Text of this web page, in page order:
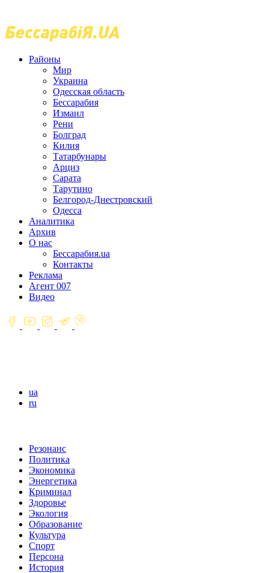
Районы
Мир
Украина
Одесская область
Бессарабия
Измаил
Рени
Болград
Килия
Татарбунары
Арциз
Сарата
Тарутино
Белгород-Днестровский
Одесса
Аналитика
Архив
О нас
Бессарабия.ua
Контакты
Реклама
Агент 007
Видео
ua
ru
Резонанс
Политика
Экономика
Энергетика
Криминал
Здоровье
Экология
Образование
Культура
Спорт
Персона
История